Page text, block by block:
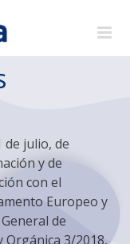
de julio, de
y de
con el
Europeo y
de
Orgánica 3/2018,